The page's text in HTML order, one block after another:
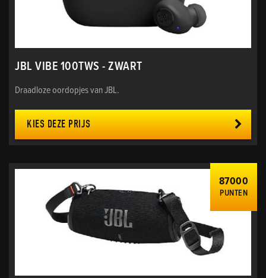
JBL VIBE 100TWS - ZWART
Draadloze oordopjes van JBL.
KIES DEZE PRIJS
87000
PUNTEN